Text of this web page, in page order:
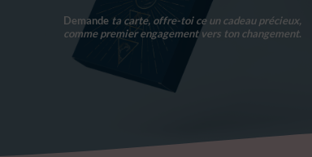
Demande ta carte, offre-toi ce un cadeau précieux,
comme premier engagement vers ton changement.